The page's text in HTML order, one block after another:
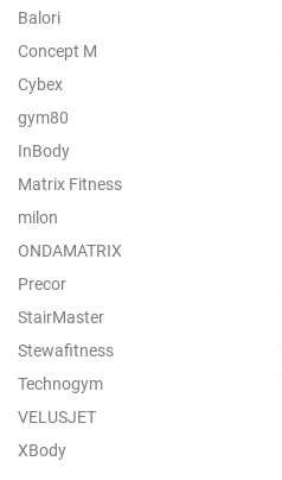
Balori
Concept M
Cybex
gym80
InBody
Matrix Fitness
milon
ONDAMATRIX
Precor
StairMaster
Stewafitness
Technogym
VELUSJET
XBody